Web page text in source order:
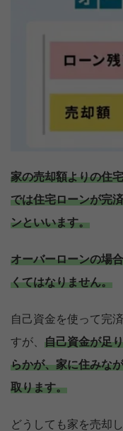
家の売却額よりの住
では住宅ローンが完
ンといいます。
オーバーローンの場
くてはなりません。
自己資金を使って完
すが、 自己資金が足
らかが、家に住みな
取ります。
どうしても家を売却